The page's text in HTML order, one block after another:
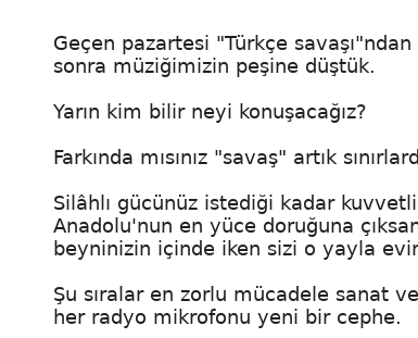
Geçen pazartesi "Türkçe
sonra müziğimizin peşine düştük.
Yarın kim bilir neyi konuşacağız?
Farkında mısınız "savaş" artık
Silâhlı gücünüz istediği kadar
Anadolu'nun en yüce doruğuna
beyninizin içinde iken sizi o yayla
Şu sıralar en zorlu mücadele sanat
her radyo mikrofonu yeni bir cephe.